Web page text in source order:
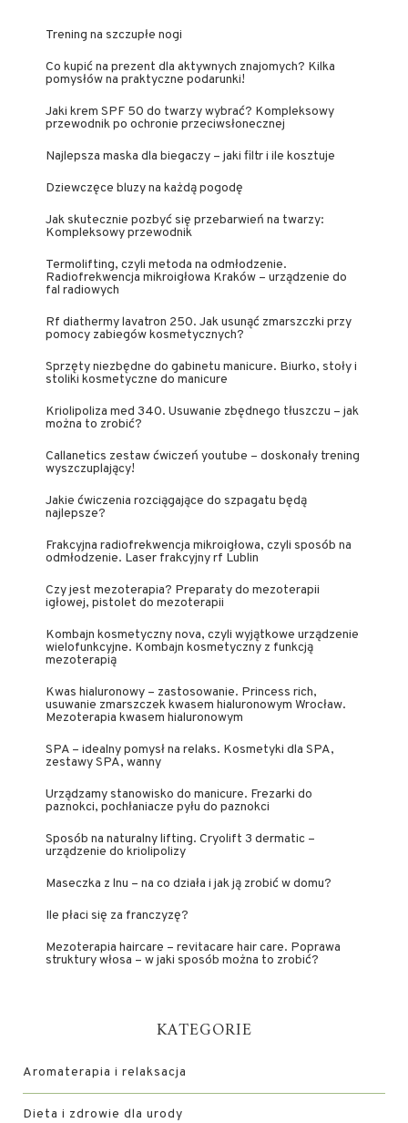
Trening na szczupłe nogi
Co kupić na prezent dla aktywnych znajomych? Kilka
pomysłów na praktyczne podarunki!
Jaki krem SPF 50 do twarzy wybrać? Kompleksowy
przewodnik po ochronie przeciwsłonecznej
Najlepsza maska dla biegaczy – jaki filtr i ile kosztuje
Dziewczęce bluzy na każdą pogodę
Jak skutecznie pozbyć się przebarwień na twarzy:
Kompleksowy przewodnik
Termolifting, czyli metoda na odmłodzenie.
Radiofrekwencja mikroigłowa Kraków – urządzenie do
fal radiowych
Rf diathermy lavatron 250. Jak usunąć zmarszczki przy
pomocy zabiegów kosmetycznych?
Sprzęty niezbędne do gabinetu manicure. Biurko, stoły i
stoliki kosmetyczne do manicure
Kriolipoliza med 340. Usuwanie zbędnego tłuszczu – jak
można to zrobić?
Callanetics zestaw ćwiczeń youtube – doskonały trening
wyszczuplający!
Jakie ćwiczenia rozciągające do szpagatu będą
najlepsze?
Frakcyjna radiofrekwencja mikroigłowa, czyli sposób na
odmłodzenie. Laser frakcyjny rf Lublin
Czy jest mezoterapia? Preparaty do mezoterapii
igłowej, pistolet do mezoterapii
Kombajn kosmetyczny nova, czyli wyjątkowe urządzenie
wielofunkcyjne. Kombajn kosmetyczny z funkcją
mezoterapią
Kwas hialuronowy – zastosowanie. Princess rich,
usuwanie zmarszczek kwasem hialuronowym Wrocław.
Mezoterapia kwasem hialuronowym
SPA – idealny pomysł na relaks. Kosmetyki dla SPA,
zestawy SPA, wanny
Urządzamy stanowisko do manicure. Frezarki do
paznokci, pochłaniacze pyłu do paznokci
Sposób na naturalny lifting. Cryolift 3 dermatic –
urządzenie do kriolipolizy
Maseczka z lnu – na co działa i jak ją zrobić w domu?
Ile płaci się za franczyzę?
Mezoterapia haircare – revitacare hair care. Poprawa
struktury włosa – w jaki sposób można to zrobić?
KATEGORIE
Aromaterapia i relaksacja
Dieta i zdrowie dla urody